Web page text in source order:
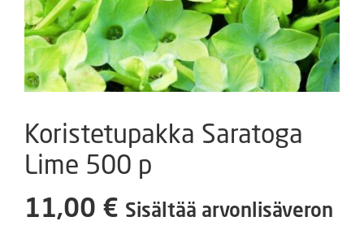
Koristetupakka Saratoga
Lime 500 p
11,00 € Sisältää arvonlisäveron